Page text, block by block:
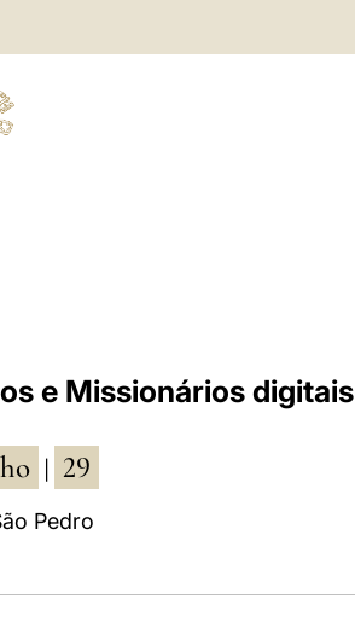
e Missionários digitais
29
Pedro